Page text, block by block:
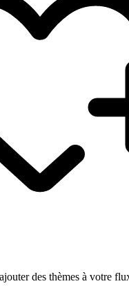
des thèmes à votre